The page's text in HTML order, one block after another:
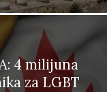
4 milijuna
za LGBT